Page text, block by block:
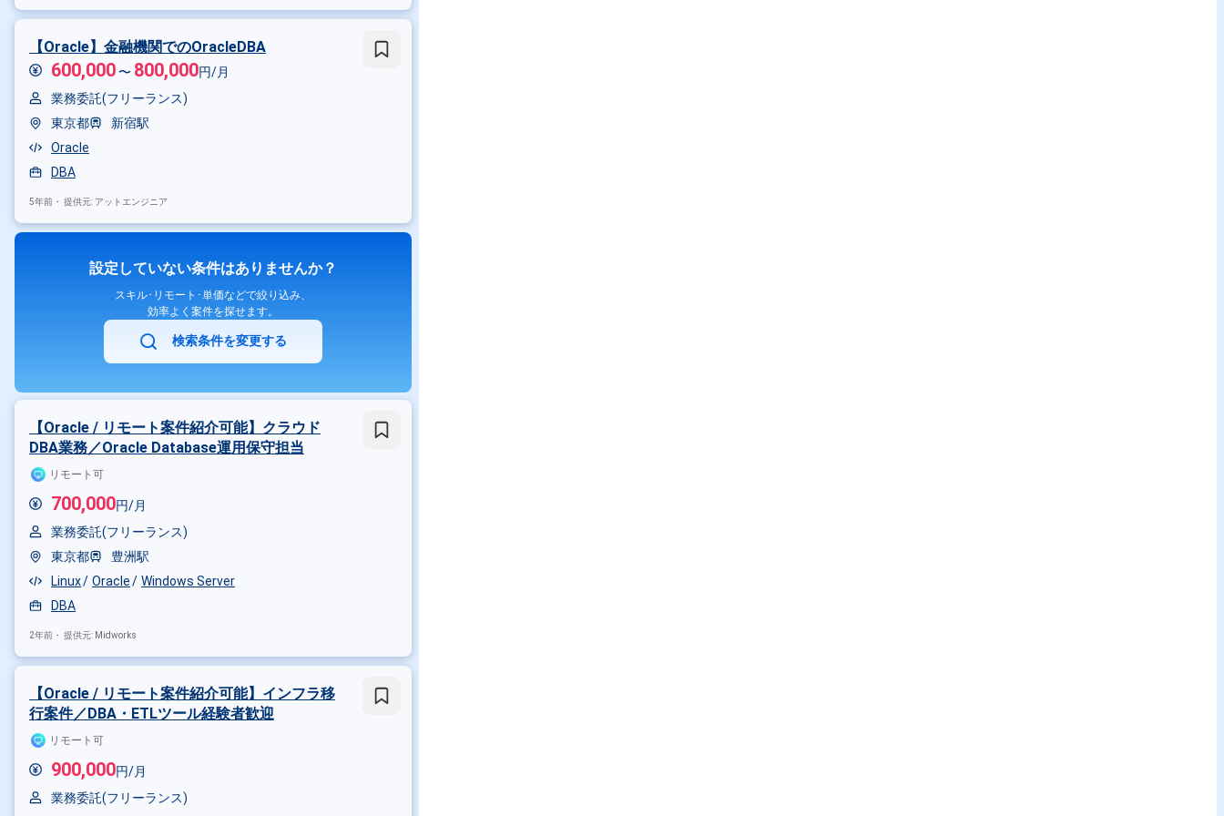
【Oracle】金融機関でのOracleDBA
600,000 〜 800,000円/月
業務委託(フリーランス)
東京都
新宿駅
Oracle
DBA
5年前・ 提供元: アットエンジニア
設定していない条件はありませんか？
スキル･リモート･単価などで絞り込み、
効率よく案件を探せます。
検索条件を変更する
【Oracle / リモート案件紹介可能】クラウド
DBA業務／Oracle Database運用保守担当
リモート可
700,000円/月
業務委託(フリーランス)
東京都
豊洲駅
Linux
Oracle
Windows Server
DBA
2年前・ 提供元: Midworks
【Oracle / リモート案件紹介可能】インフラ移
行案件／DBA・ETLツール経験者歓迎
リモート可
900,000円/月
業務委託(フリーランス)